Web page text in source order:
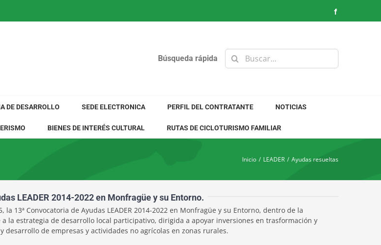
Búsqueda rápida
Buscar:
DE DESARROLLO SEDE ELECTRONICA PERFIL DEL CONTRATANTE NOTICIAS
BIENES DE INTERÉS CULTURAL RUTAS DE CICLOTURISMO FAMILIAR
Inicio / LEADER / Ayudas resueltas
LEADER 2014-2022 en Monfragüe y su Entorno.
13ª Convocatoria de Ayudas LEADER 2014-2022 en Monfragüe y su Entorno, dentro de la
la estrategia de desarrollo local participativo, dirigida a apoyar inversiones en trasformación y
de empresas y actividades no agrícolas en zonas rurales.